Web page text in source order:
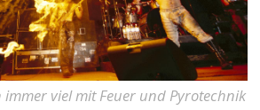
immer viel mit Feuer und Pyrotechnik